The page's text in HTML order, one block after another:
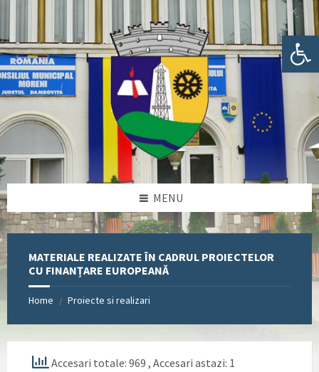
Deschide bara de unelte
sidebar
sidebar
MENU
MATERIALE REALIZATE ÎN CADRUL PROIECTELOR
CU FINANȚARE EUROPEANĂ
Home / Proiecte si realizari
Accesari totale: 969 , Accesari astazi: 1